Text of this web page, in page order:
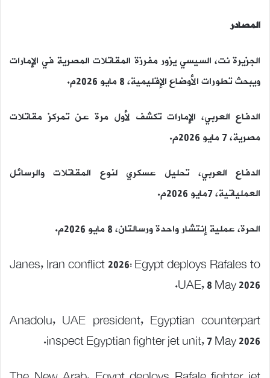
المصادر
الجزيرة نت، السيسي يزور مفرزة المقاتلات المصرية في الإمارات
ويبحث تطورات الأوضاع الإقليمية، 8 مايو 2026م.
الدفاع العربي، الإمارات تكشف لأول مرة عن تمركز مقاتلات
مصرية، 7 مايو 2026م.
الدفاع العربي، تحليل عسكري لنوع المقاتلات والرسائل
العملياتية، 7مايو 2026م.
الحرة، عملية إنتشار واحدة ورسالتان، 8 مايو 2026م.
Janes, Iran conflict 2026: Egypt deploys Rafales to
UAE⁠, 8 May 2026.
Anadolu, UAE president, Egyptian counterpart
inspect Egyptian fighter jet unit, 7 May 2026.